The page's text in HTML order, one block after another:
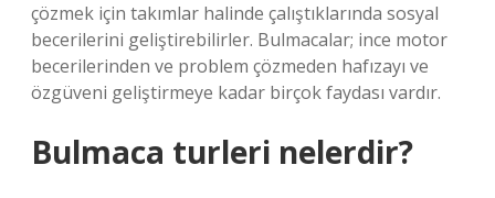
çözmek için takımlar halinde çalıştıklarında sosyal
becerilerini geliştirebilirler. Bulmacalar; ince motor
becerilerinden ve problem çözmeden hafızayı ve
özgüveni geliştirmeye kadar birçok faydası vardır.
Bulmaca turleri nelerdir?